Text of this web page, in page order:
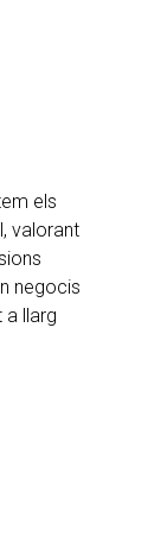
els
valorant
negocis
a llarg